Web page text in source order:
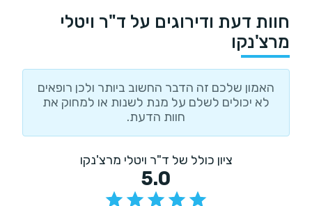
חוות דעת ודירוגים על ד"ר ויטלי
מרצ'נקו
האמון שלכם זה הדבר החשוב ביותר ולכן רופאים
לא יכולים לשלם על מנת לשנות או למחוק את
חוות הדעת.
ציון כולל של ד"ר ויטלי מרצ'נקו
5.0